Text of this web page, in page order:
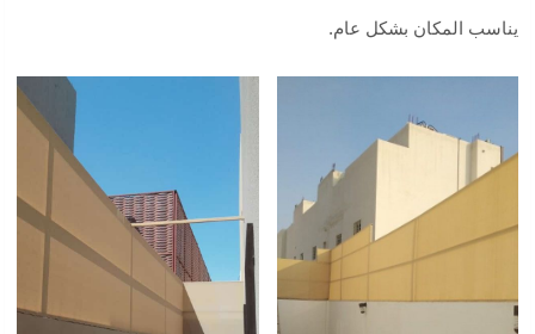
يناسب المكان بشكل عام.